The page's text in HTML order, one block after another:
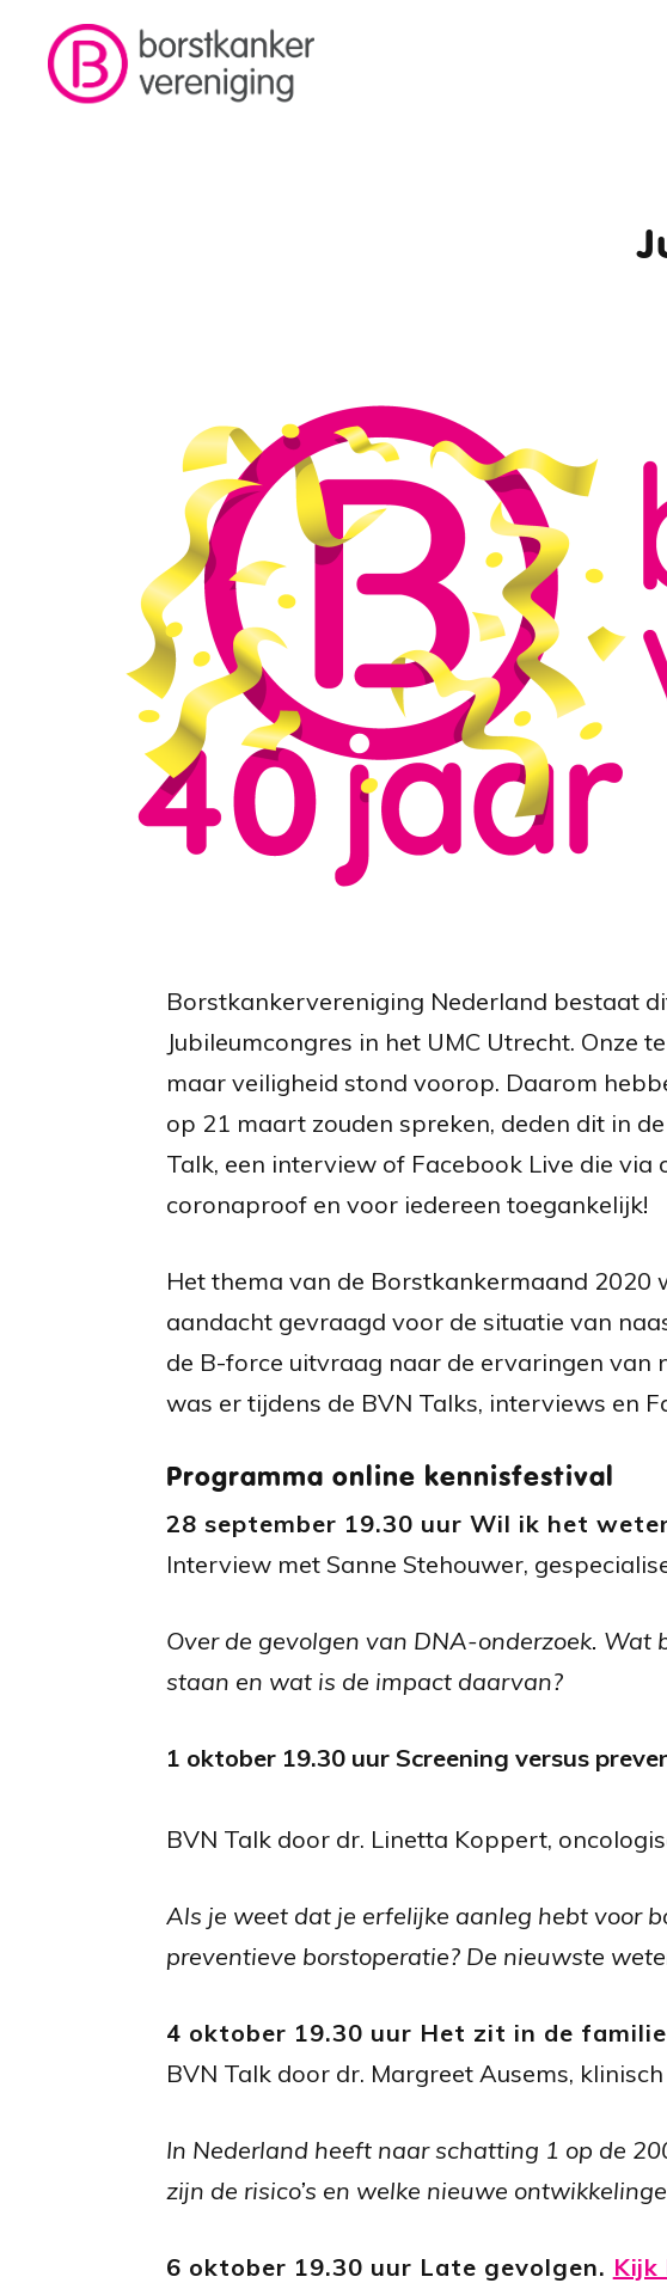
Overslaan en naar de inhoud gaan
Borstkankervereniging Nederland bestaat
Jubileumcongres in het UMC Utrecht. Onze
maar veiligheid stond voorop. Daarom
op 21 maart zouden spreken, deden dit in
Talk, een interview of Facebook Live die
coronaproof en voor iedereen toegankelijk!
Het thema van de Borstkankermaand 2020
aandacht gevraagd voor de situatie van
de B-force uitvraag naar de ervaringen van
was er tijdens de BVN Talks, interviews en
Programma online kennisfestival
28 september 19.30 uur Wil ik het
Interview met Sanne Stehouwer,
Over de gevolgen van DNA-onderzoek. Wat
staan en wat is de impact daarvan?
1 oktober 19.30 uur Screening versus
BVN Talk door dr. Linetta Koppert,
Als je weet dat je erfelijke aanleg hebt voor
preventieve borstoperatie? De nieuwste
4 oktober 19.30 uur Het zit in de
BVN Talk door dr. Margreet Ausems,
In Nederland heeft naar schatting 1 op de
zijn de risico’s en welke nieuwe
6 oktober 19.30 uur Late gevolgen.